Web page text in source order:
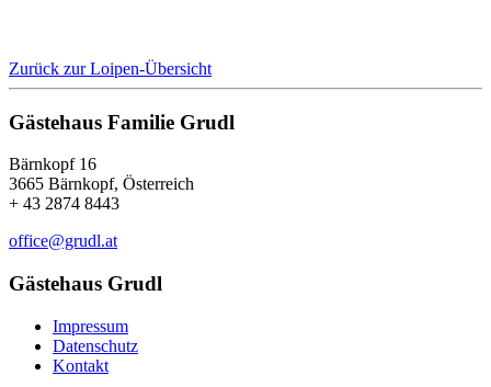
Zurück zur Loipen-Übersicht
Gästehaus Familie Grudl
Bärnkopf 16
3665 Bärnkopf, Österreich
+ 43 2874 8443
office@grudl.at
Gästehaus Grudl
Impressum
Datenschutz
Kontakt